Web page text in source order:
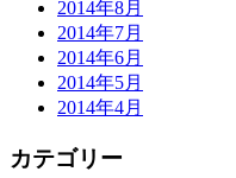
2014年8月
2014年7月
2014年6月
2014年5月
2014年4月
カテゴリー